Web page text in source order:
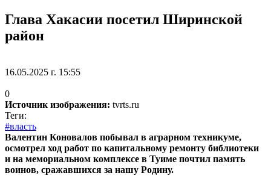
Глава Хакасии посетил Ширинской
район
16.05.2025 г. 15:55
0
Источник изображения: tvrts.ru
Теги:
#власть
Валентин Коновалов побывал в аграрном техникуме,
осмотрел ход работ по капитальному ремонту библиотеки
и на мемориальном комплексе в Туиме почтил память
воинов, сражавшихся за нашу Родину.